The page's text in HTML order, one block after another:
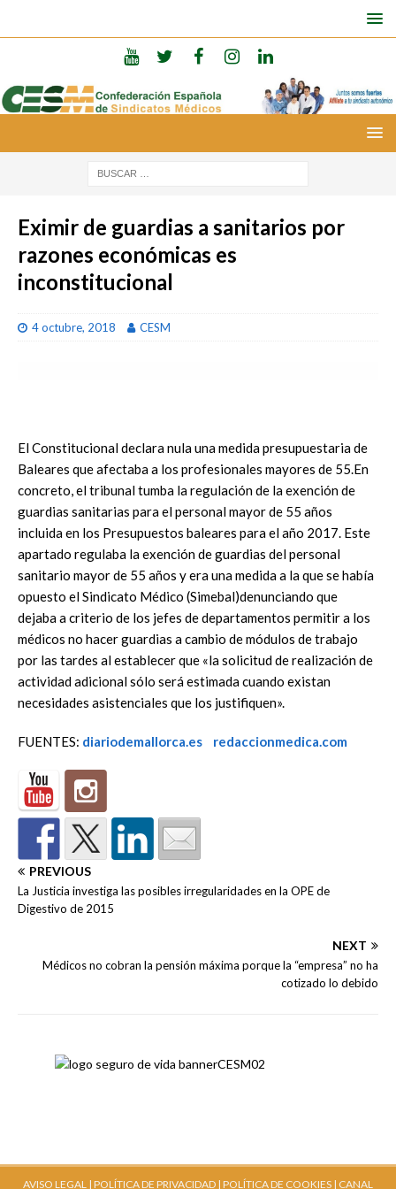
Eximir de guardias a sanitarios por
razones económicas es
inconstitucional
4 octubre, 2018 CESM
El Constitucional declara nula una medida presupuestaria de
Baleares que afectaba a los profesionales mayores de 55.En
concreto, el tribunal tumba la regulación de la exención de
guardias sanitarias para el personal mayor de 55 años
incluida en los Presupuestos baleares para el año 2017. Este
apartado regulaba la exención de guardias del personal
sanitario mayor de 55 años y era una medida a la que se había
opuesto el Sindicato Médico (Simebal)denunciando que
dejaba a criterio de los jefes de departamentos permitir a los
médicos no hacer guardias a cambio de módulos de trabajo
por las tardes al establecer que «la solicitud de realización de
actividad adicional sólo será estimada cuando existan
necesidades asistenciales que los justifiquen».
FUENTES: diariodemallorca.es redaccionmedica.com
PREVIOUS
La Justicia investiga las posibles irregularidades en la OPE de
Digestivo de 2015
NEXT
Médicos no cobran la pensión máxima porque la “empresa” no ha
cotizado lo debido
AVISO LEGAL | POLÍTICA DE PRIVACIDAD | POLÍTICA DE COOKIES | CANAL